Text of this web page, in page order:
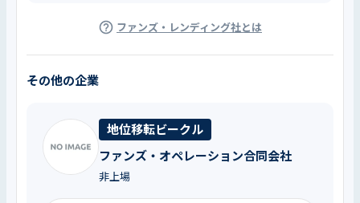
ファンズ・レンディング社とは
その他の企業
地位移転ビークル
ファンズ・オペレーション合同会社
非上場